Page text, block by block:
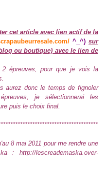
cet article avec lien actif de la
^_^) sur
ou boutique) avec le lien de
épreuves, pour que je vois la
aurez donc le temps de fignoler
je sélectionnerai les
puis le choix final.
8 mai 2011 pour me rendre une
: http://lescreademaska.over-